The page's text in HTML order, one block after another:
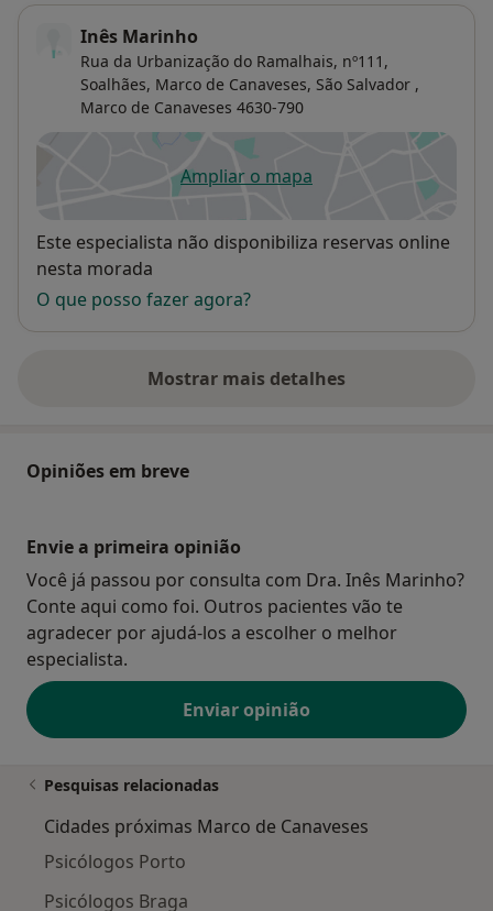
Inês Marinho
Rua da Urbanização do Ramalhais, nº111,
Soalhães, Marco de Canaveses, São Salvador ,
Marco de Canaveses 4630-790
Ampliar o mapaabre num novo separador
Disponibilidade
Este especialista não disponibiliza reservas online
nesta morada
O que posso fazer agora?
Mostrar mais detalhes
sobre o endereço
Opiniões em breve
Envie a primeira opinião
Você já passou por consulta com Dra. Inês Marinho?
Conte aqui como foi. Outros pacientes vão te
agradecer por ajudá-los a escolher o melhor
especialista.
Enviar opinião
Pesquisas relacionadas
Cidades próximas Marco de Canaveses
Psicólogos Porto
Psicólogos Braga